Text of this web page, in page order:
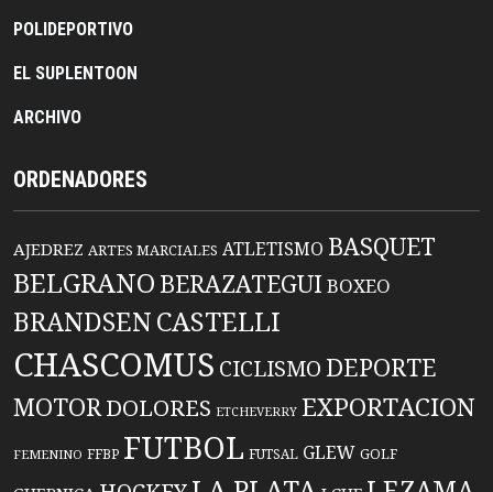
POLIDEPORTIVO
EL SUPLENTOON
ARCHIVO
ORDENADORES
AJEDREZ ARTES MARCIALES ATLETISMO BASQUET
BELGRANO BERAZATEGUIBOXEO
BRANDSENCASTELLI
CHASCOMUS CICLISMO DEPORTE
MOTORDOLORES ETCHEVERRY EXPORTACION
FEMENINO FFBP FUTBOL FUTSAL GLEW GOLF